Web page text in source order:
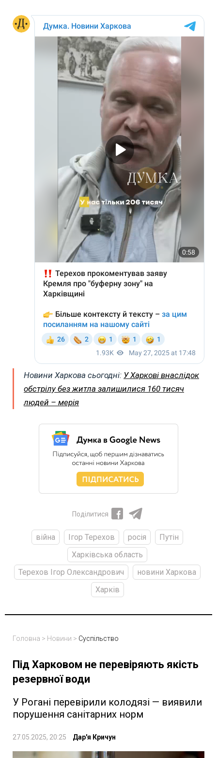
Новини Харкова сьогодні: У Харкові внаслідок
обстрілу без житла залишилися 160 тисяч
людей – мерія
Поділитися
війна Ігор Терехов росія
Путін
Харківська область
Терехов Ігор Олександрович
новини Харкова
Харків
Головна > Новини > Суспільство
Під Харковом не перевіряють якість
резервної води
У Рогані перевірили колодязі — виявили
порушення санітарних норм
27.05.2025, 20:25 Дар'я Кричун